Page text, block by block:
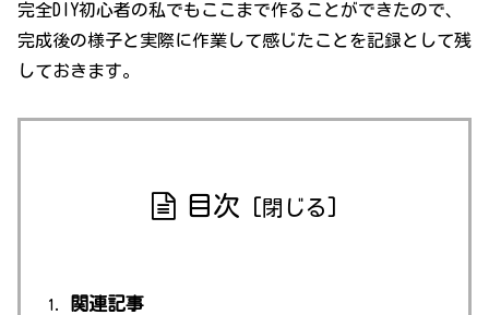
完全DIY初心者の私でもここまで作ることができたので、
完成後の様子と実際に作業して感じたことを記録として残
しておきます。
目次
関連記事